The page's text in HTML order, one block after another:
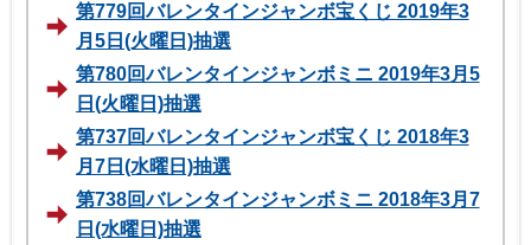
第779回バレンタインジャンボ宝くじ 2019年3
月5日(火曜日)抽選
第780回バレンタインジャンボミニ 2019年3月5
日(火曜日)抽選
第737回バレンタインジャンボ宝くじ 2018年3
月7日(水曜日)抽選
第738回バレンタインジャンボミニ 2018年3月7
日(水曜日)抽選